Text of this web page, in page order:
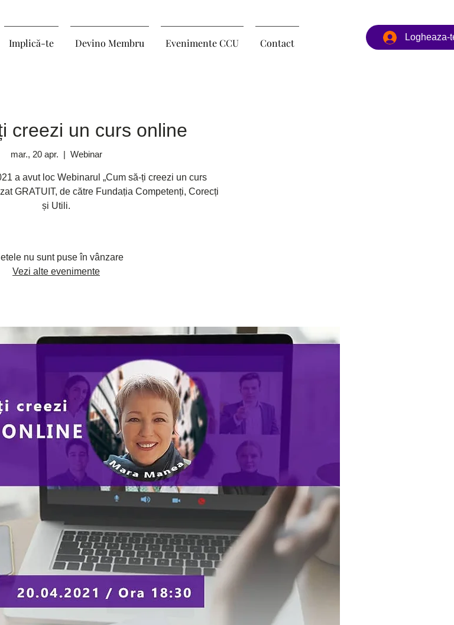
Implică-te Devino Membru Evenimente CCU Contact Logheaza-
creezi un curs online
mar., 20 apr.
  |
Webinar
a avut loc Webinarul „Cum să-ți creezi un curs
GRATUIT, de către Fundația Competenți, Corecți
și Utili.
nu sunt puse în vânzare
Vezi alte evenimente